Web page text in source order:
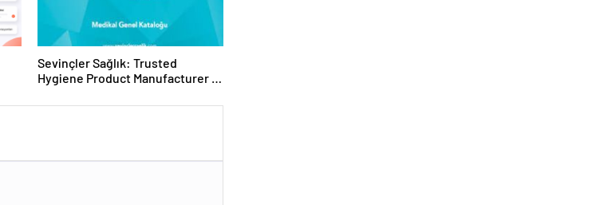
Sevinçler Sağlık: Trusted
Hygiene Product Manufacturer in